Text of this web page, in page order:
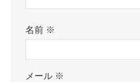
名前 ※
メール ※